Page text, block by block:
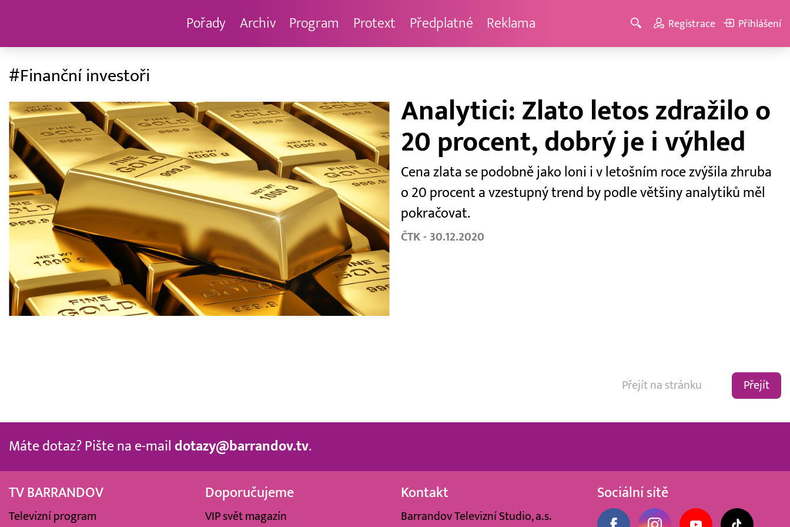
Pořady Archiv Program Protext Předplatné Reklama Registrace Přihlášení
#Finanční investoři
Analytici: Zlato letos zdražilo o
20 procent, dobrý je i výhled
Cena zlata se podobně jako loni i v letošním roce zvýšila zhruba
o 20 procent a vzestupný trend by podle většiny analytiků měl
pokračovat.
ČTK - 30.12.2020
Přejít
Máte dotaz? Pište na e-mail dotazy@barrandov.tv.
TV BARRANDOV
Televizní program
Doporučujeme
VIP svět magazín
Kontakt
Barrandov Televizní Studio, a.s.
Sociální sítě